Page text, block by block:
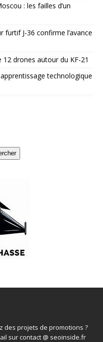
: les failles d’un
furtif J-36 confirme l’avance
12 drones autour du KF-21
technologique
des projets de promotions ?
sur contact @ seoinside.fr